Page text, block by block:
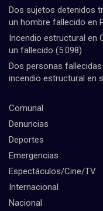
Dos sujetos detenidos
un hombre fallecido en
Incendio estructural en
un fallecido (5.098)
Dos personas
incendio estructural en
Comunal
Denuncias
Deportes
Emergencias
Espectáculos/Cine/TV
Internacional
Nacional